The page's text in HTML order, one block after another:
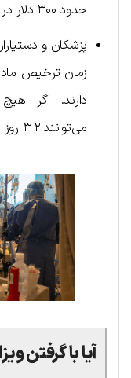
حدود ۳۰۰ دلار در روز است.
پزشکان و
زمان ترخیص
دارند. اگر
می‌توانند ۲-۳ روز پس از زایمان کلینیک را ترک کنند.
آیا با گرفتن